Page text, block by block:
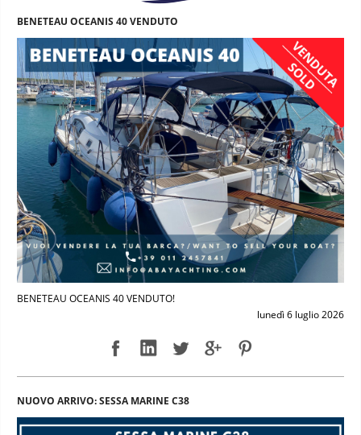
BENETEAU OCEANIS 40 VENDUTO
BENETEAU OCEANIS 40 VENDUTO!
lunedì 6 luglio 2026
NUOVO ARRIVO: SESSA MARINE C38